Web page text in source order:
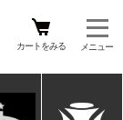
カートをみる